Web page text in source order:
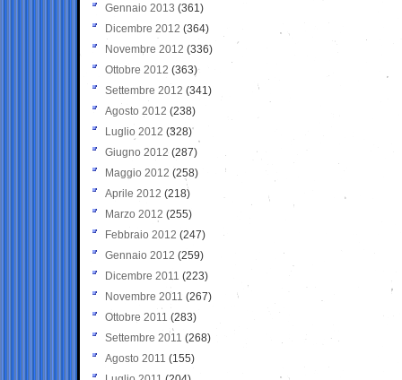
Gennaio 2013 (361)
Dicembre 2012 (364)
Novembre 2012 (336)
Ottobre 2012 (363)
Settembre 2012 (341)
Agosto 2012 (238)
Luglio 2012 (328)
Giugno 2012 (287)
Maggio 2012 (258)
Aprile 2012 (218)
Marzo 2012 (255)
Febbraio 2012 (247)
Gennaio 2012 (259)
Dicembre 2011 (223)
Novembre 2011 (267)
Ottobre 2011 (283)
Settembre 2011 (268)
Agosto 2011 (155)